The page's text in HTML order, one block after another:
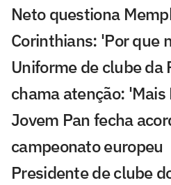
Neto questiona
Corinthians: 'Por que
Uniforme de clube da
chama atenção:
Jovem Pan fecha
campeonato europeu
Presidente de clube